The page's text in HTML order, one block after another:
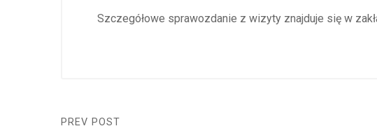
Szczegółowe sprawozdanie z wizyty znajduje się w
PREV POST